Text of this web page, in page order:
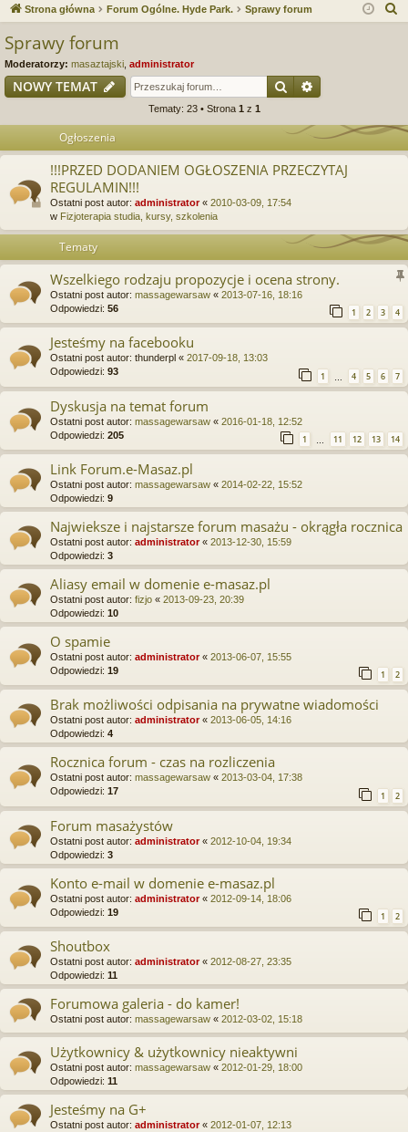
Strona główna Forum Ogólne. Hyde Park. Sprawy forum
Sprawy forum
Moderatorzy: masaztajski administrator
NOWY TEMAT SzukajWyszukiwanie
Tematy: 23 • Strona 1 z 1
Ogłoszenia
!!!PRZED DODANIEM OGŁOSZENIA PRZECZYTAJ
REGULAMIN!!!
Ostatni post autor: administrator« 2010-03-09, 17:54
w Fizjoterapia studia, kursy, szkolenia
Tematy
Wszelkiego rodzaju propozycje i ocena strony.
Ostatni post autor: massagewarsaw « 2013-07-16, 18:16
Odpowiedzi: 56 1 2 3 4
Jesteśmy na facebooku
Ostatni post autor: thunderpl « 2017-09-18, 13:03
Odpowiedzi: 93 1 4 5 6 7
Dyskusja na temat forum
Ostatni post autor: massagewarsaw « 2016-01-18, 12:52
Odpowiedzi: 205 1 … 11 12 13 14
Link Forum.e-Masaz.pl
Ostatni post autor: massagewarsaw « 2014-02-22, 15:52
Odpowiedzi: 9
Najwieksze i najstarsze forum masażu - okrągła rocznica
Ostatni post autor: administrator« 2013-12-30, 15:59
Odpowiedzi: 3
Aliasy email w domenie e-masaz.pl
Ostatni post autor: fizjo « 2013-09-23, 20:39
Odpowiedzi: 10
O spamie
Ostatni post autor: administrator« 2013-06-07, 15:55
Odpowiedzi: 19 1 2
Brak możliwości odpisania na prywatne wiadomości
Ostatni post autor: administrator« 2013-06-05, 14:16
Odpowiedzi: 4
Rocznica forum - czas na rozliczenia
Ostatni post autor: massagewarsaw « 2013-03-04, 17:38
Odpowiedzi: 17 1 2
Forum masażystów
Ostatni post autor: administrator« 2012-10-04, 19:34
Odpowiedzi: 3
Konto e-mail w domenie e-masaz.pl
Ostatni post autor: administrator« 2012-09-14, 18:06
Odpowiedzi: 19 1 2
Shoutbox
Ostatni post autor: administrator« 2012-08-27, 23:35
Odpowiedzi: 11
Forumowa galeria - do kamer!
Ostatni post autor: massagewarsaw « 2012-03-02, 15:18
Użytkownicy & użytkownicy nieaktywni
Ostatni post autor: massagewarsaw « 2012-01-29, 18:00
Odpowiedzi: 11
Jesteśmy na G+
Ostatni post autor: administrator« 2012-01-07, 12:13